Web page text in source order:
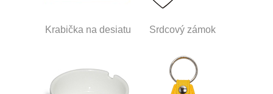
Krabička na desiatu Srdcový zámok